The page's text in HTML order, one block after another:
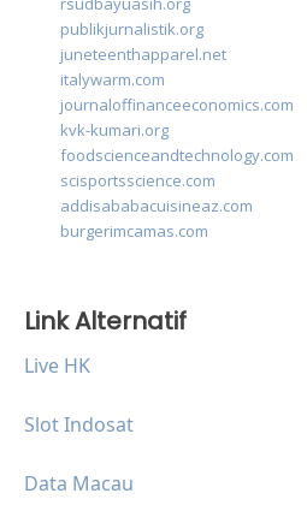
publikjurnalistik.org
juneteenthapparel.net
italywarm.com
journaloffinanceeconomics.com
kvk-kumari.org
foodscienceandtechnology.com
scisportsscience.com
addisababacuisineaz.com
burgerimcamas.com
Link Alternatif
Live HK
Slot Indosat
Data Macau